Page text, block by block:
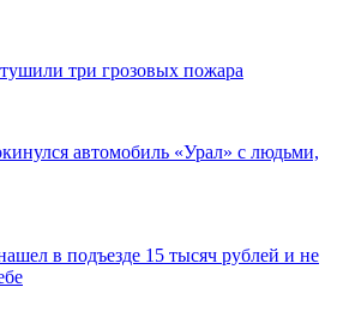
три грозовых пожара
автомобиль «Урал» с людьми,
в подъезде 15 тысяч рублей и не